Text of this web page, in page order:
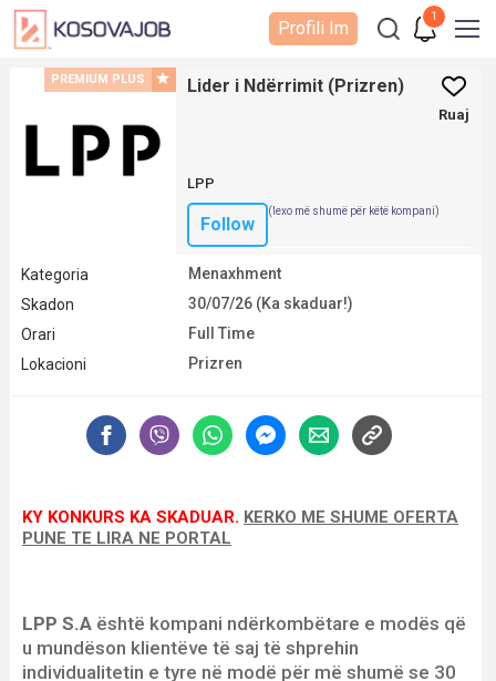
1
Profili Im
PREMIUM PLUS Lider i Ndërrimit (Prizren)
Ruaj
LPP
Follow
(lexo më shumë për këtë kompani)
Kategoria
Menaxhment
Skadon
30/07/26 (Ka skaduar!)
Orari
Full Time
Lokacioni
Prizren